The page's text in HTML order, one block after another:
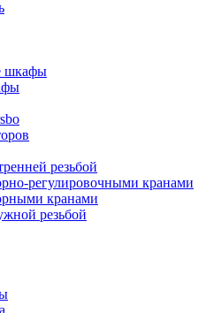
шкафы
резьбой
регулировочными кранами
кранами
резьбой